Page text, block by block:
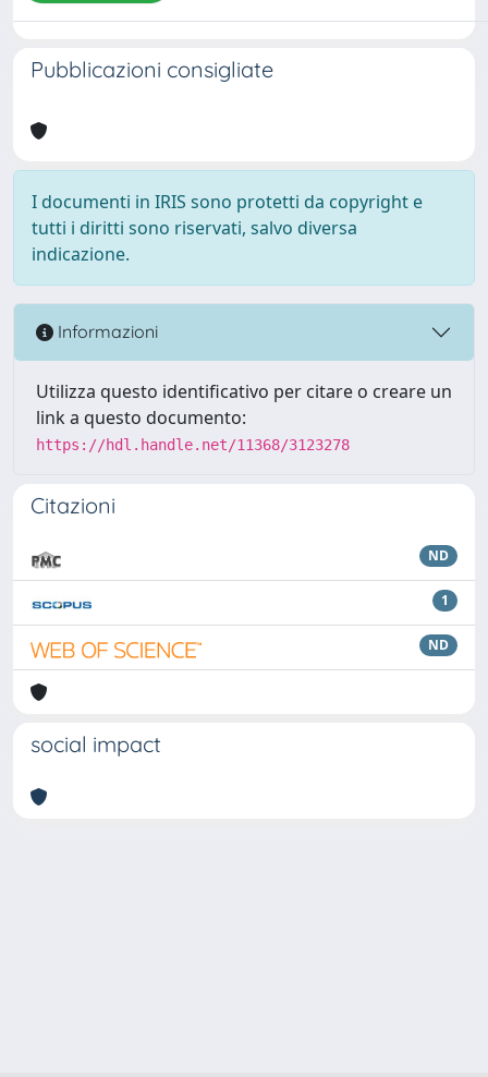
Pubblicazioni consigliate
I documenti in IRIS sono protetti da copyright e
tutti i diritti sono riservati, salvo diversa
indicazione.
Informazioni
Utilizza questo identificativo per citare o creare un
link a questo documento:
https://hdl.handle.net/11368/3123278
Citazioni
ND
1
ND
social impact